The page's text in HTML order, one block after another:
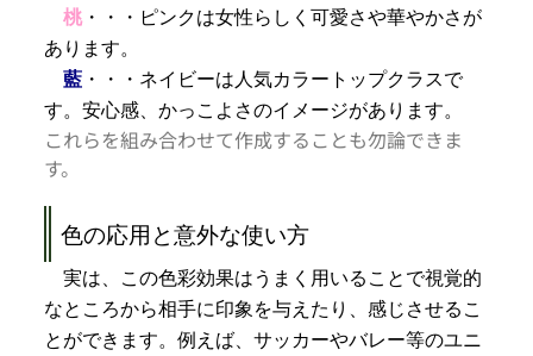
桃・・・ピンクは女性らしく可愛さや華やかさが
あります。
藍 ・・・ネイビーは人気カラートップクラスで
す。安心感、かっこよさのイメージがあります。
これらを組み合わせて作成することも勿論できま
す。
色の応用と意外な使い方
実は、この色彩効果はうまく用いることで視覚的
なところから相手に印象を与えたり、感じさせるこ
とができます。例えば、サッカーやバレー等のユニ